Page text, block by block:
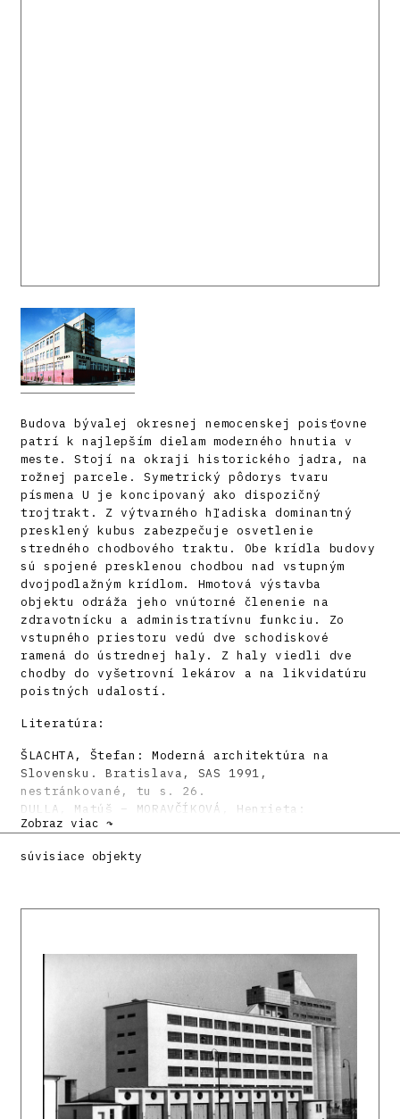
Budova bývalej okresnej nemocenskej poisťovne
patrí k najlepším dielam moderného hnutia v
meste. Stojí na okraji historického jadra, na
rožnej parcele. Symetrický pôdorys tvaru
písmena U je koncipovaný ako dispozičný
trojtrakt. Z výtvarného hľadiska dominantný
presklený kubus zabezpečuje osvetlenie
stredného chodbového traktu. Obe krídla budovy
sú spojené presklenou chodbou nad vstupným
dvojpodlažným krídlom. Hmotová výstavba
objektu odráža jeho vnútorné členenie na
zdravotnícku a administratívnu funkciu. Zo
vstupného priestoru vedú dve schodiskové
ramená do ústrednej haly. Z haly viedli dve
chodby do vyšetrovní lekárov a na likvidatúru
poistných udalostí.
Literatúra:
ŠLACHTA, Štefan: Moderná architektúra na
Slovensku. Bratislava, SAS 1991,
nestránkované, tu s. 26.
DULLA, Matúš – MORAVČÍKOVÁ, Henrieta:
Architektúra Slovenska v 20. storočí.
Zobraz viac ↷
súvisiace objekty